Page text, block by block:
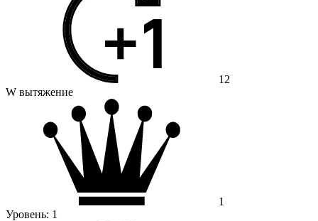
12
W вытяжение
1
Уровень: 1